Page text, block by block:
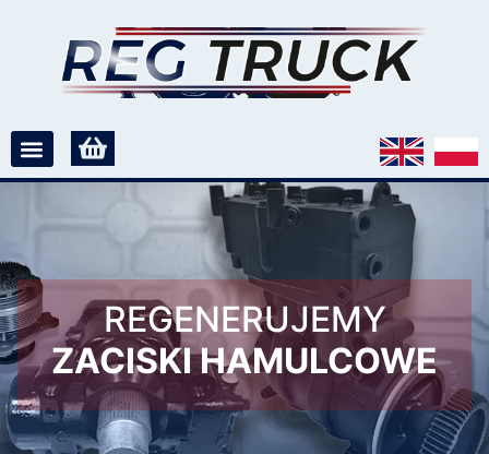
REGENERUJEMY
ZACISKI HAMULCOWE